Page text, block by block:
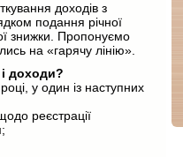
доходів з
подання річної
знижки. Пропонуємо
на «гарячу лінію».
доходи?
у один із наступних
реєстрації